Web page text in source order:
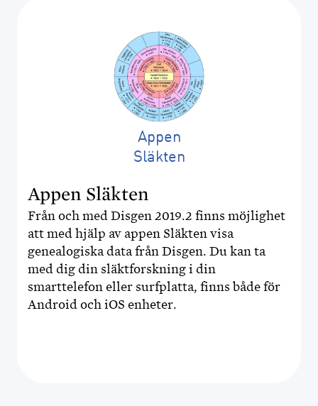
Appen
Släkten
Appen Släkten
Från och med Disgen 2019.2 finns möjlighet
att med hjälp av appen Släkten visa
genealogiska data från Disgen. Du kan ta
med dig din släktforskning i din
smarttelefon eller surfplatta, finns både för
Android och iOS enheter.